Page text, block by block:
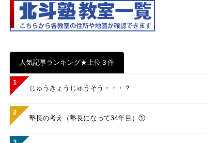
人気記事ランキング★上位３件
1
じゅうきょうじゅうそう・・・？
2
塾長の考え（塾長になって34年目）①